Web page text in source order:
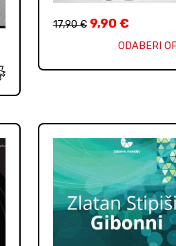
17,90€ 9,90€
ODABERI